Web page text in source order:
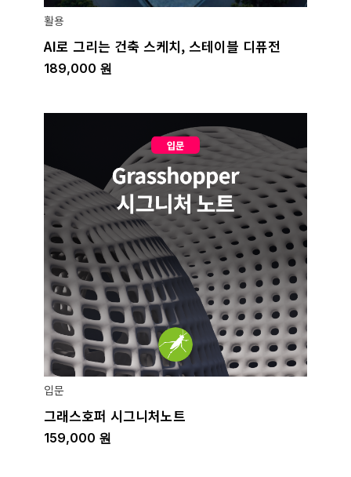
활용
AI로 그리는 건축 스케치, 스테이블 디퓨전
189,000 원
입문
그래스호퍼 시그니처노트
159,000 원